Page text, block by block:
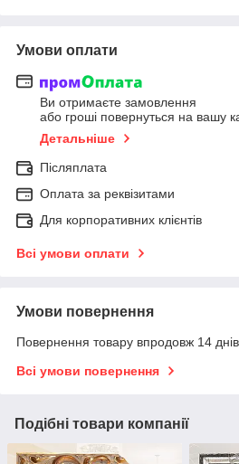
Умови оплати
Ви отримаєте замовлення
або гроші повернуться на вашу
Детальніше
Післяплата
Оплата за реквізитами
Для корпоративних клієнтів
Всі умови оплати
Умови повернення
Повернення товару впродовж 14
Всі умови повернення
Подібні товари компанії